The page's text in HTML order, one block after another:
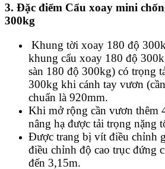
3. Đặc điểm Cẩu xoay mini
300kg
Khung tời xoay 180 độ
khung cẩu xoay 180 độ
sàn 180 độ 300kg) có trọng
300kg khi cánh tay vươn
chuẩn là 920mm.
Khi mở rộng cần vươn thêm
nâng hạ được tải trọng nặng
Được trang bị vít điều chỉnh
điều chỉnh độ cao trục đứng
đến 3,15m.